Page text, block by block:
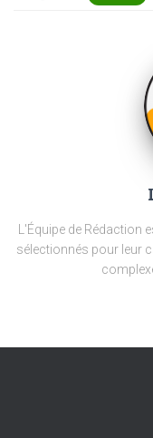
L'Équipe de
sélectionnés pour leur